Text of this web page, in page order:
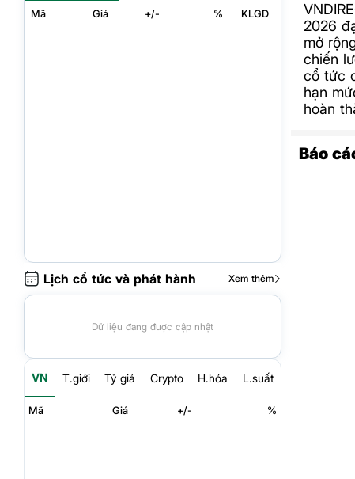
Mã Giá +/- % KLGD
Lịch cổ tức và phát hành Xem thêm
Dữ liệu đang được cập nhật
VN T.giới Tỷ giá Crypto H.hóa L.suất
Mã Giá +/- %
2026
mở
chiến
cổ tức
hạn
hoàn
Báo